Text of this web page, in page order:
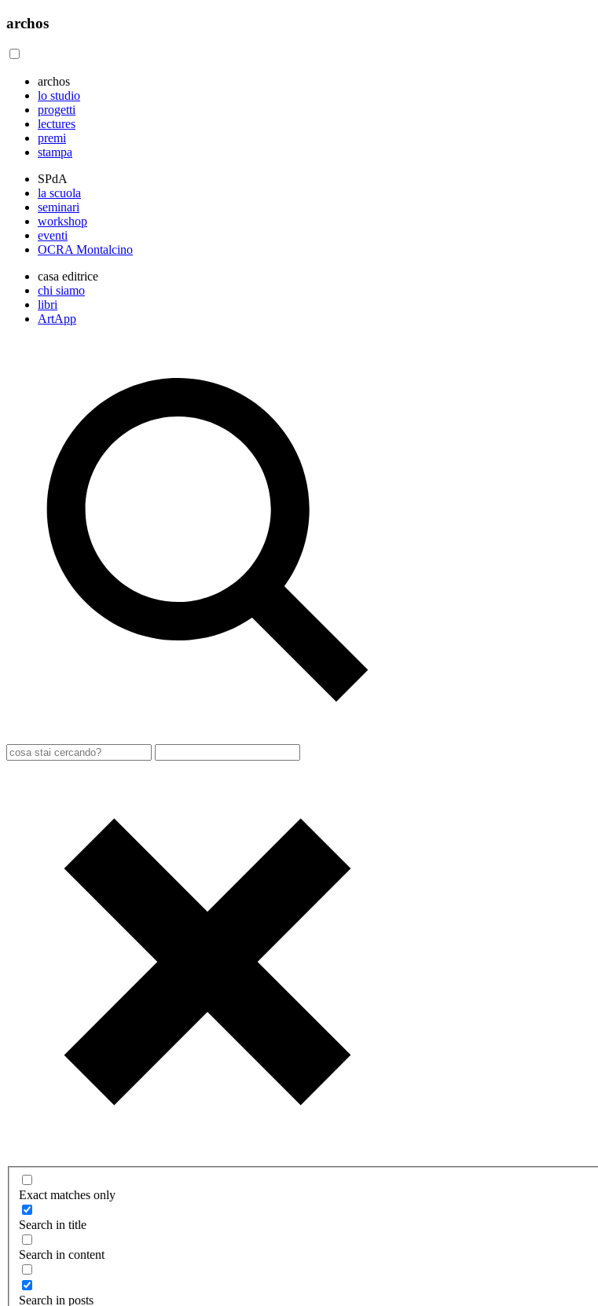
archos
archos
lo studio
progetti
lectures
premi
stampa
SPdA
la scuola
seminari
workshop
eventi
OCRA Montalcino
casa editrice
chi siamo
libri
ArtApp
Exact matches only
Search in title
Search in content
Search in posts